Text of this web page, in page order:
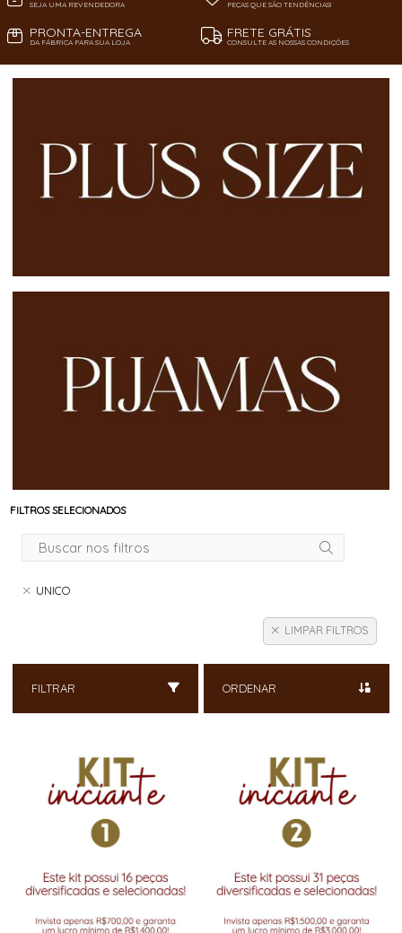
SEJA UMA REVENDEDORA PEÇAS QUE SÃO TENDÊNCIAS!
PRONTA-ENTREGA
DA FÁBRICA PARA SUA LOJA
FRETE GRÁTIS
CONSULTE AS NOSSAS CONDIÇÕES
FILTROS SELECIONADOS
UNICO
LIMPAR FILTROS
FILTRAR ORDENAR